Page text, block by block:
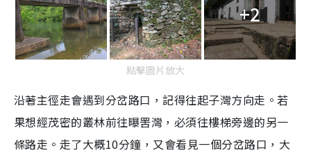
+2
點擊圖片放大
沿著主徑走會遇到分岔路口，記得往起子灣方向走。若
果想經茂密的叢林前往曝罟灣，必須往樓梯旁邊的另一
條路走。走了大概10分鐘，又會看見一個分岔路口，大